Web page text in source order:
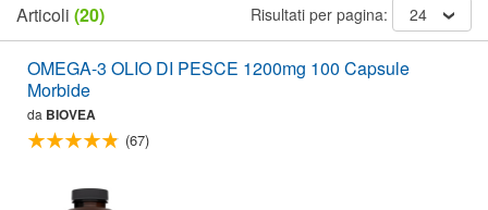
Articoli (20) Risultati per pagina: 24
OMEGA-3 OLIO DI PESCE 1200mg 100 Capsule
Morbide
da BIOVEA
(67)